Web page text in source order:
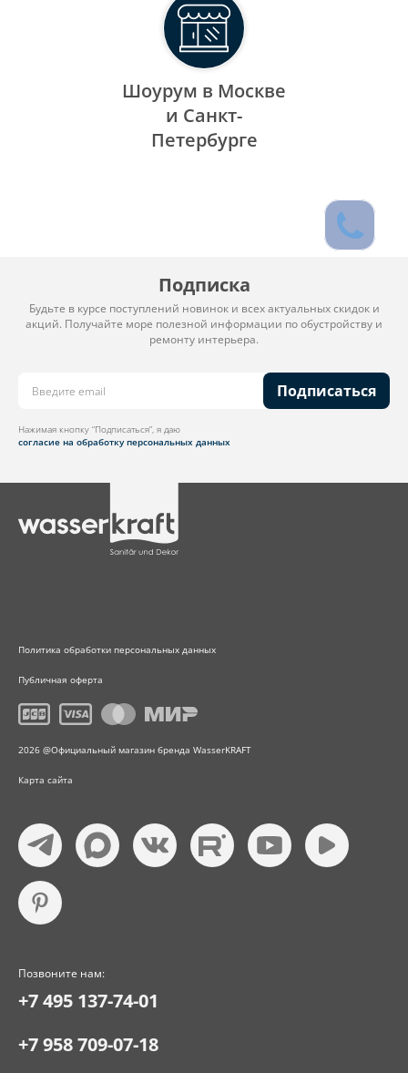
Шоурум в Москве
и Санкт-
Петербурге
Подписка
Будьте в курсе поступлений новинок и всех актуальных скидок и
акций. Получайте море полезной информации по обустройству и
ремонту интерьера.
Подписаться
Нажимая кнопку “Подписаться”, я даю
согласие на обработку персональных данных
Политика обработки персональных данных
Публичная оферта
2026 @Официальный магазин бренда WasserKRAFT
Карта сайта
Позвоните нам:
+7 495 137-74-01
+7 958 709-07-18